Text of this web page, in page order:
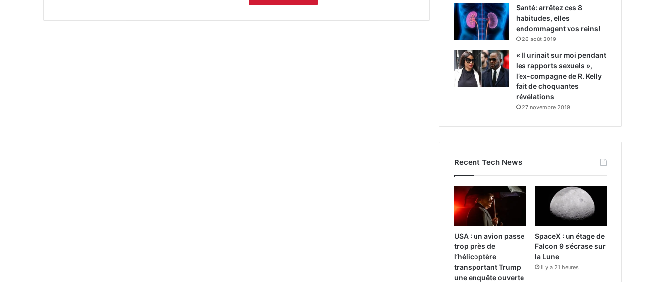
Santé: arrêtez ces 8
habitudes, elles
endommagent vos reins!
26 août 2019
« Il urinait sur moi pendant
les rapports sexuels »,
l’ex-compagne de R. Kelly
fait de choquantes
révélations
27 novembre 2019
Recent Tech News
USA : un avion passe
trop près de
l’hélicoptère
transportant Trump,
une enquête ouverte
SpaceX : un étage de
Falcon 9 s’écrase sur
la Lune
il y a 21 heures